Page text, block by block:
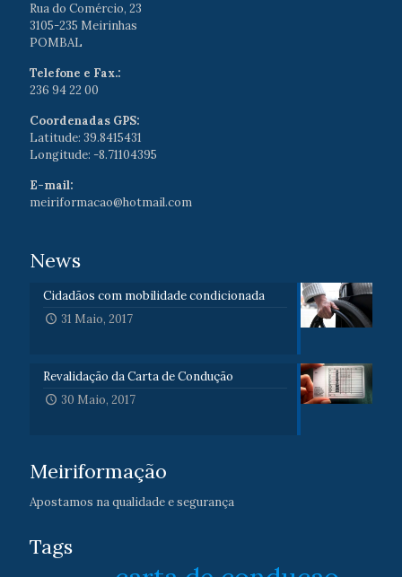
Rua do Comércio, 23
3105-235 Meirinhas
POMBAL
Telefone e Fax.:
236 94 22 00
Coordenadas GPS:
Latitude: 39.8415431
Longitude: -8.71104395
E-mail:
meiriformacao@hotmail.com
News
Cidadãos com mobilidade condicionada
31 Maio, 2017
Revalidação da Carta de Condução
30 Maio, 2017
Meiriformação
Apostamos na qualidade e segurança
Tags